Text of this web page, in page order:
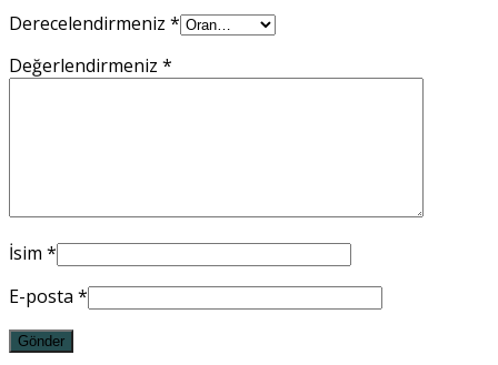
Derecelendirmeniz *
Değerlendirmeniz *
İsim *
E-posta *